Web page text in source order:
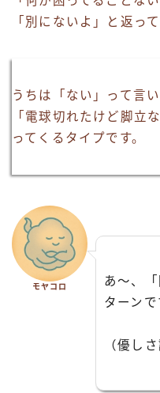
「別にないよ」と返っ
うちは「ない」って言
「電球切れたけど脚立
ってくるタイプです。
モヤコロ
あ〜、
ターンで
（優し